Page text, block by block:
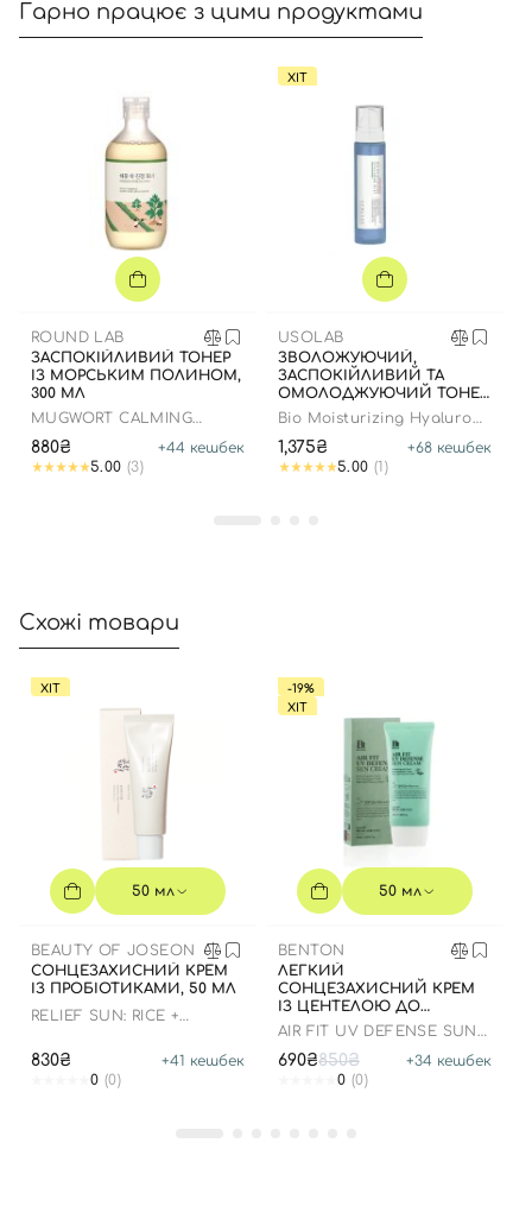
Гарно працює з цими продуктами
ROUND LAB
ЗАСПОКІЙЛИВИЙ ТОНЕР
ІЗ МОРСЬКИМ ПОЛИНОМ,
300 МЛ
MUGWORT CALMING
880₴ +44 кешбек
5.00 (3)
ХІТ
USOLAB
ЗВОЛОЖУЮЧИЙ,
ЗАСПОКІЙЛИВИЙ ТА
ОМОЛОДЖУЮЧИЙ ТОНЕР
- СПРЕЙ, 150 МЛ
Bio Moisturizing Hyaluron
1,375₴ +68 кешбек
5.00 (1)
Схожі товари
ХІТ
50 мл
BEAUTY OF JOSEON
СОНЦЕЗАХИСНИЙ КРЕМ
ІЗ ПРОБІОТИКАМИ, 50 МЛ
RELIEF SUN: RICE +
830₴ +41 кешбек
0 (0)
-19%
ХІТ
50 мл
BENTON
ЛЕГКИЙ
СОНЦЕЗАХИСНИЙ КРЕМ
ІЗ ЦЕНТЕЛОЮ ДО
07.01.2027 РОКУ
AIR FIT UV DEFENSE SUN
690₴850₴ +34 кешбек
0 (0)
Вхід Реєстрація
Номер телефону
Відправляючи форму для авторизації/реєстрації ви
приймаєте умови
Угоди користувача
Далі